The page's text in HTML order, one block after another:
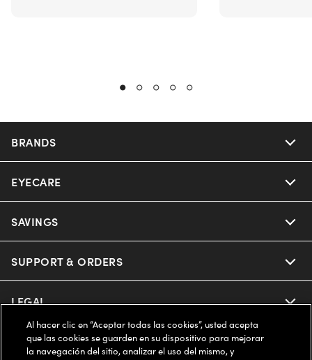
BRANDS
Nuance Audio
Ray-Ban
Oakley
Oakley Meta
EYECARE
Our Eyeglasses
Our Sunglasses
Our Contact Lenses
Ray-Ban | Meta
SAVINGS
Offers & Discount
Insurance
FSA & HSA
SUPPORT & ORDERS
Help Center
Online Order Status
LEGAL
Privacy Policy
COMPANY INFO
Al hacer clic en “Aceptar todas las cookies”, usted acepta
que las cookies se guarden en su dispositivo para mejorar
la navegación del sitio, analizar el uso del mismo, y